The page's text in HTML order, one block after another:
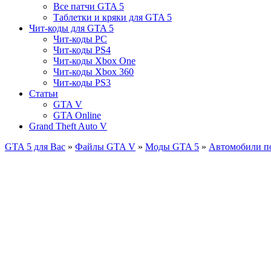
Все патчи GTA 5
Таблетки и кряки для GTA 5
Чит-коды для GTA 5
Чит-коды PC
Чит-коды PS4
Чит-коды Xbox One
Чит-коды Xbox 360
Чит-коды PS3
Статьи
GTA V
GTA Online
Grand Theft Auto V
GTA 5 для Вас » Файлы GTA V » Моды GTA 5 » Автомобили